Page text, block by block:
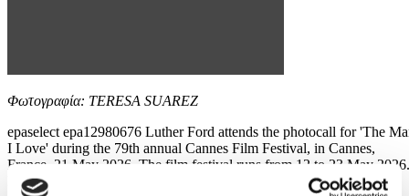
Φωτογραφία: TERESA SUAREZ
epaselect epa12980676 Luther Ford attends the photocall for 'The
I Love' during the 79th annual Cannes Film Festival, in Cannes,
France, 21 May 2026. The film festival runs from 12 to 23 May 2026.
EPA/TERESA SUAREZ